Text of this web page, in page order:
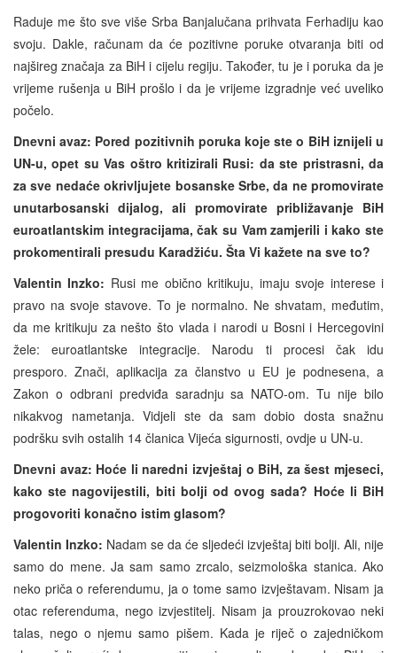
Raduje me što sve više Srba Banjalučana prihvata Ferhadiju kao
svoju. Dakle, računam da će pozitivne poruke otvaranja biti od
najšireg značaja za BiH i cijelu regiju. Također, tu je i poruka da je
vrijeme rušenja u BiH prošlo i da je vrijeme izgradnje već uveliko
počelo.
Dnevni avaz: Pored pozitivnih poruka koje ste o BiH iznijeli u
UN-u, opet su Vas oštro kritizirali Rusi: da ste pristrasni, da
za sve nedaće okrivljujete bosanske Srbe, da ne promovirate
unutarbosanski dijalog, ali promovirate približavanje BiH
euroatlantskim integracijama, čak su Vam zamjerili i kako ste
prokomentirali presudu Karadžiću. Šta Vi kažete na sve to?
Valentin Inzko: Rusi me obično kritikuju, imaju svoje interese i
pravo na svoje stavove. To je normalno. Ne shvatam, međutim,
da me kritikuju za nešto što vlada i narodi u Bosni i Hercegovini
žele: euroatlantske integracije. Narodu ti procesi čak idu
presporo. Znači, aplikacija za članstvo u EU je podnesena, a
Zakon o odbrani predviđa saradnju sa NATO-om. Tu nije bilo
nikakvog nametanja. Vidjeli ste da sam dobio dosta snažnu
podršku svih ostalih 14 članica Vijeća sigurnosti, ovdje u UN-u.
Dnevni avaz: Hoće li naredni izvještaj o BiH, za šest mjeseci,
kako ste nagovijestili, biti bolji od ovog sada? Hoće li BiH
progovoriti konačno istim glasom?
Valentin Inzko: Nadam se da će sljedeći izvještaj biti bolji. Ali, nije
samo do mene. Ja sam samo zrcalo, seizmološka stanica. Ako
neko priča o referendumu, ja o tome samo izvještavam. Nisam ja
otac referenduma, nego izvjestitelj. Nisam ja prouzrokovao neki
talas, nego o njemu samo pišem. Kada je riječ o zajedničkom